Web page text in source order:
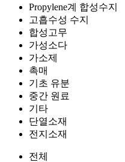
Propylene계 합성수지
고흡수성 수지
합성고무
가성소다
가소제
촉매
기초 유분
중간 원료
기타
단열소재
전지소재
전체